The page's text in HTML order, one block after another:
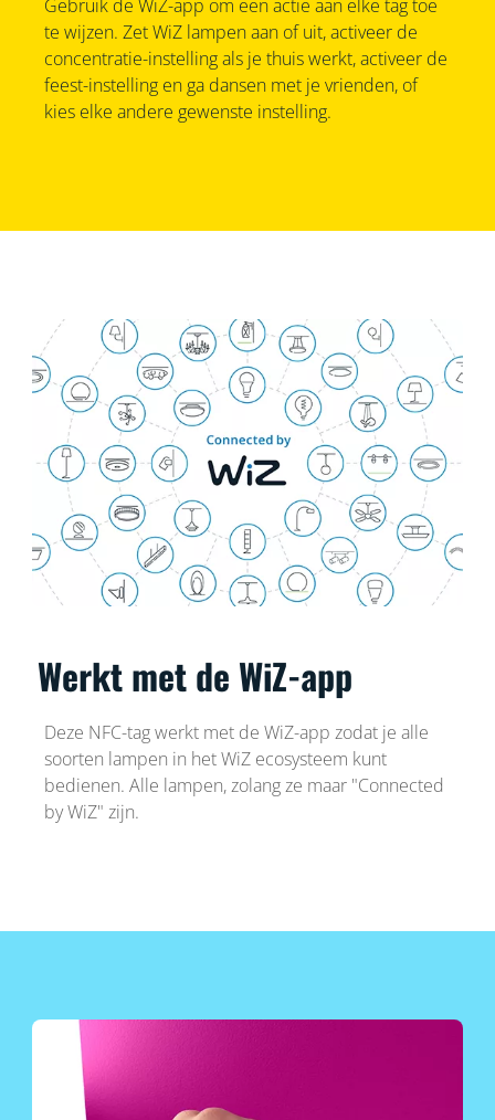
Gebruik de WiZ-app om een actie aan elke tag toe
te wijzen. Zet WiZ lampen aan of uit, activeer de
concentratie-instelling als je thuis werkt, activeer de
feest-instelling en ga dansen met je vrienden, of
kies elke andere gewenste instelling.
Werkt met de WiZ-app
Deze NFC-tag werkt met de WiZ-app zodat je alle
soorten lampen in het WiZ ecosysteem kunt
bedienen. Alle lampen, zolang ze maar "Connected
by WiZ" zijn.